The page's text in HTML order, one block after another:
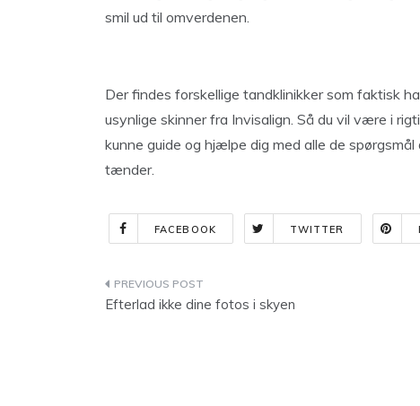
smil ud til omverdenen.
Der findes forskellige tandklinikker som faktisk
usynlige skinner fra Invisalign. Så du vil være i
kunne guide og hjælpe dig med alle de
tænder.
FACEBOOK TWITTER
Indlægsnavigation
Efterlad ikke dine fotos i skyen